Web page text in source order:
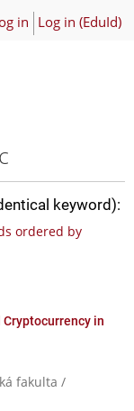
in Log in (EduId)
keyword):
ordered by
in
fakulta /